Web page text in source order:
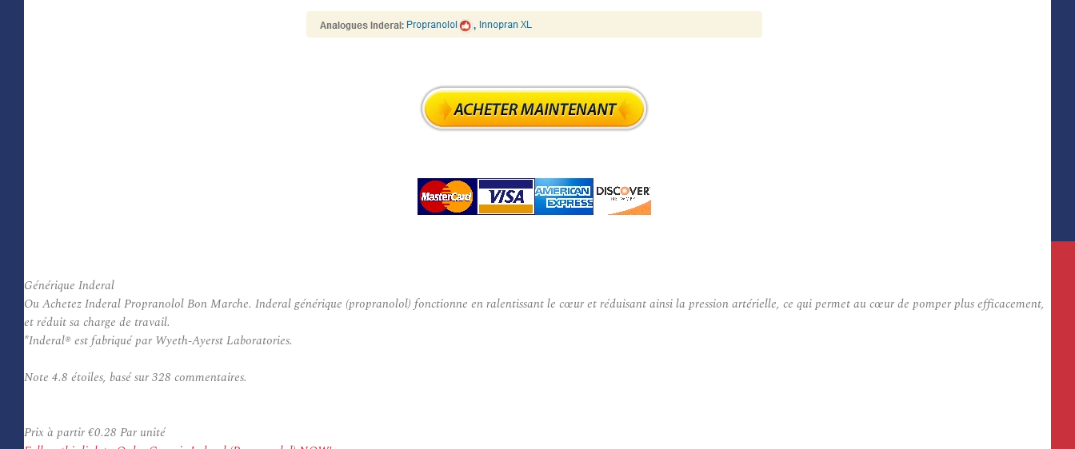
Générique Inderal
Ou Achetez Inderal Propranolol Bon Marche. Inderal générique (propranolol) fonctionne en ralentissant le cœur et réduisant ainsi la pression artérielle, ce qui permet au cœur de pomper plus efficacement,
et réduit sa charge de travail.
*Inderal® est fabriqué par Wyeth-Ayerst Laboratories.
Note 4.8 étoiles, basé sur328 commentaires.
Prix à partir€0.28 Par unité